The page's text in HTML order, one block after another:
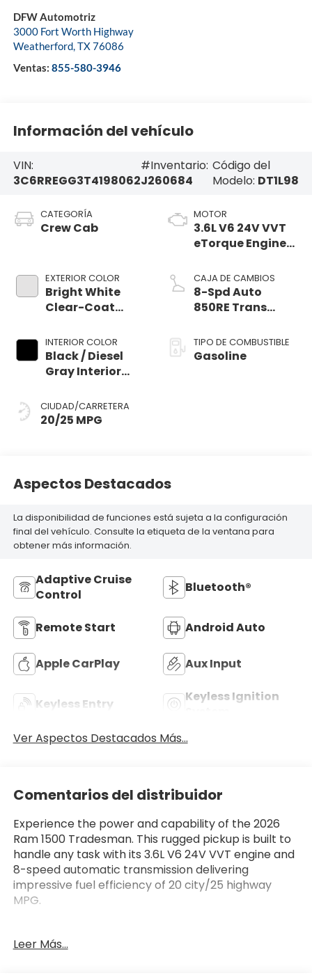
DFW Automotriz
3000 Fort Worth Highway
Weatherford,TX76086
Ventas: 855-580-3946
Información del vehículo
VIN:
3C6RREGG3T4198062
#Inventario:
J260684
Código del
Modelo: DT1L98
CATEGORÍA
Crew Cab
EXTERIOR COLOR
Bright White
Clear-Coat
INTERIOR COLOR
Black / Diesel
Gray Interior
CIUDAD/CARRETERA
20/25 MPG
MOTOR
3.6L V6 24V VVT
eTorque Engine
CAJA DE CAMBIOS
8-Spd Auto
850RE Trans
TIPO DE COMBUSTIBLE
Gasoline
Aspectos Destacados
La disponibilidad de funciones está sujeta a la configuración
final del vehículo. Consulte la etiqueta de la ventana para
obtener más información.
Adaptive Cruise
Control
Bluetooth®
Remote Start Android Auto
Apple CarPlay Aux Input
Keyless Entry
Keyless Ignition
Ver Aspectos Destacados Más...
Comentarios del distribuidor
Experience the power and capability of the 2026
Ram 1500 Tradesman. This rugged pickup is built to
handle any task with its 3.6L V6 24V VVT engine and
8-speed automatic transmission delivering
impressive fuel efficiency of 20 city/25 highway
MPG.
- APPLE CAR PLAY/ANDROID AUTO
Leer Más...